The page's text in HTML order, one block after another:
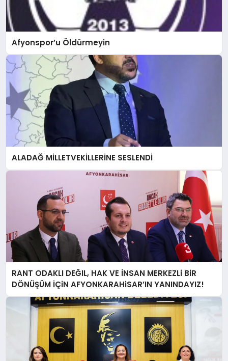
Afyonspor’u Öldürmeyin
ALADAĞ MİLLETVEKİLLERİNE SESLENDİ
RANT ODAKLI DEĞIL, HAK VE İNSAN MERKEZLi BiR
DÖNÜŞÜM İÇiN AFYONKARAHiSAR’IN YANINDAYIZ!